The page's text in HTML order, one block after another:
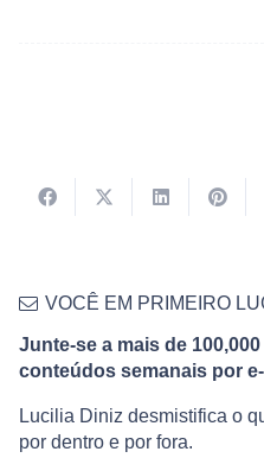
VOCÊ EM PRIMEIRO
Junte-se a mais de
conteúdos semanais por
Lucilia Diniz desmistifica o
por dentro e por fora.